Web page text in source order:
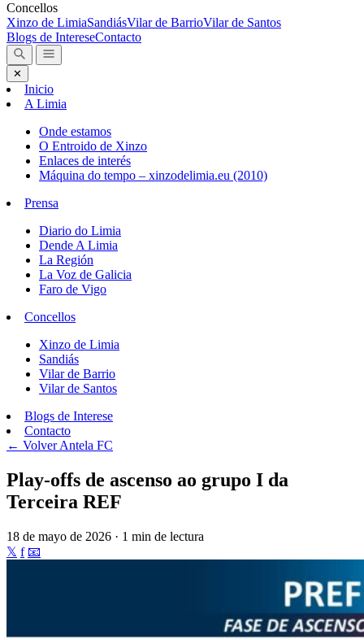
Concellos
Xinzo de LimiaSandiásVilar de BarrioVilar de Santos
Blogs de IntereseContacto
✕
Inicio
A Limia
Onde estamos
O Entroido de Xinzo
Enlaces de interés
Máquina do tempo – xinzodelimia.eu (2010)
Prensa
Diario do Limia
Dende A Limia
La Región
La Voz de Galicia
Faro de Vigo
Concellos
Xinzo de Limia
Sandiás
Vilar de Barrio
Vilar de Santos
Blogs de Interese
Contacto
← VolverAntela FC
Play-offs de ascenso ao grupo I da
Terceira REF
18 de mayo de 2026 · 1 min de lectura
𝕏 f 📧